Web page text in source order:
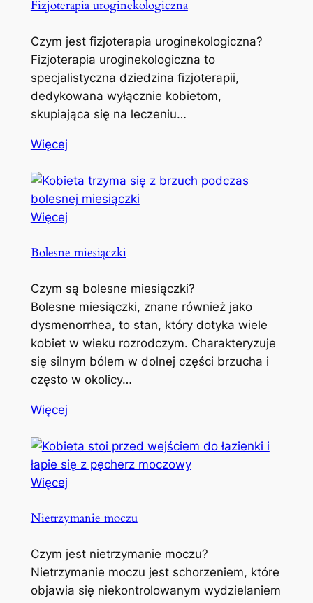
Fizjoterapia uroginekologiczna
Czym jest fizjoterapia uroginekologiczna?
Fizjoterapia uroginekologiczna to
specjalistyczna dziedzina fizjoterapii,
dedykowana wyłącznie kobietom,
skupiająca się na leczeniu…
Więcej
Więcej
Bolesne miesiączki
Czym są bolesne miesiączki?
Bolesne miesiączki, znane również jako
dysmenorrhea, to stan, który dotyka wiele
kobiet w wieku rozrodczym. Charakteryzuje
się silnym bólem w dolnej części brzucha i
często w okolicy…
Więcej
Więcej
Nietrzymanie moczu
Czym jest nietrzymanie moczu?
Nietrzymanie moczu jest schorzeniem, które
objawia się niekontrolowanym wydzielaniem